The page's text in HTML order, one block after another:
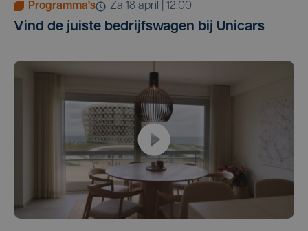
Programma's za 18 april | 12:00
Vind de juiste bedrijfswagen bij Unicars